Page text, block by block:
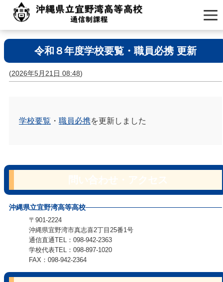
令和８年度学校要覧・職員必携 更新
(2026年5月21日 08:48)
学校要覧 ・ 職員必携を更新しました
沖縄県立宜野湾高等高校
〒901-2224
沖縄県宜野湾市真志喜2丁目25番1号
通信直通TEL：098-942-2363
学校代表TEL：098-897-1020
FAX：098-942-2364